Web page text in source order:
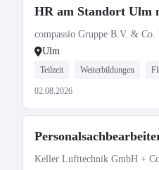
HR am Standort Ulm
compassio Gruppe B.V. & Co.
Ulm
Teilzeit Weiterbildungen
02.08.2026
Keller Lufttechnik GmbH +